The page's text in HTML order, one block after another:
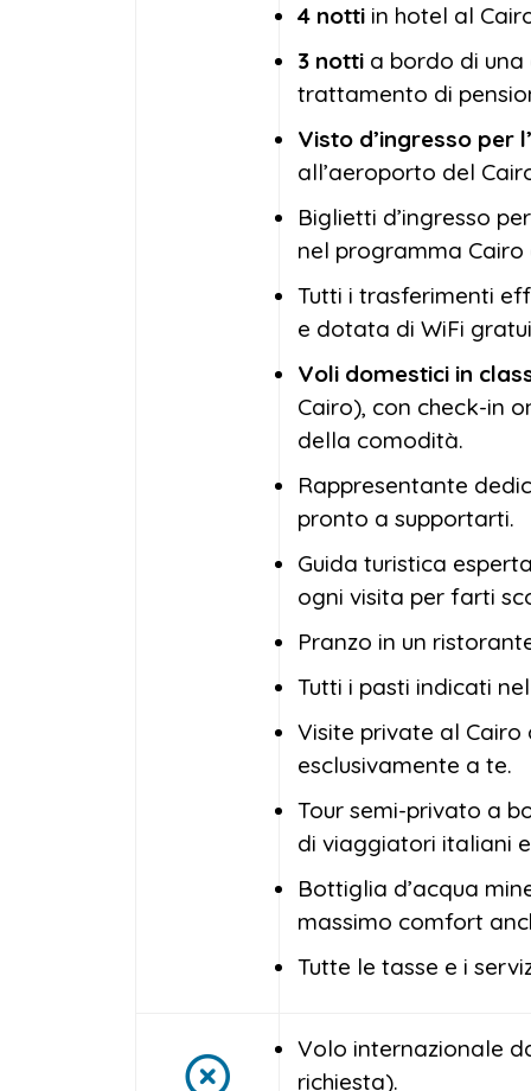
4 notti in hotel al
3 notti a bordo di una
trattamento di
Visto d’ingresso per
all’aeroporto del
Biglietti d’ingresso
nel programma Cairo
Tutti i trasferimenti
e dotata di WiFi
Voli domestici in
Cairo), con check-in
della comodità.
Rappresentante
pronto a supportarti.
Guida turistica
ogni visita per farti
Pranzo in un
Tutti i pasti indicati
Visite private al
esclusivamente a te.
Tour semi-privato a
di viaggiatori italiani
Bottiglia d’acqua
massimo comfort
Tutte le tasse e i
Volo internazionale
richiesta).